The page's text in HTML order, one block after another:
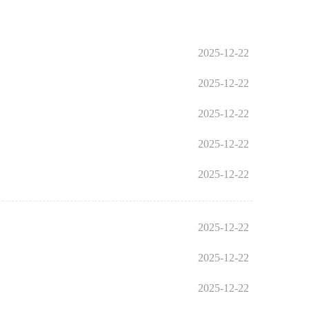
2025-12-22
2025-12-22
2025-12-22
2025-12-22
2025-12-22
2025-12-22
2025-12-22
2025-12-22